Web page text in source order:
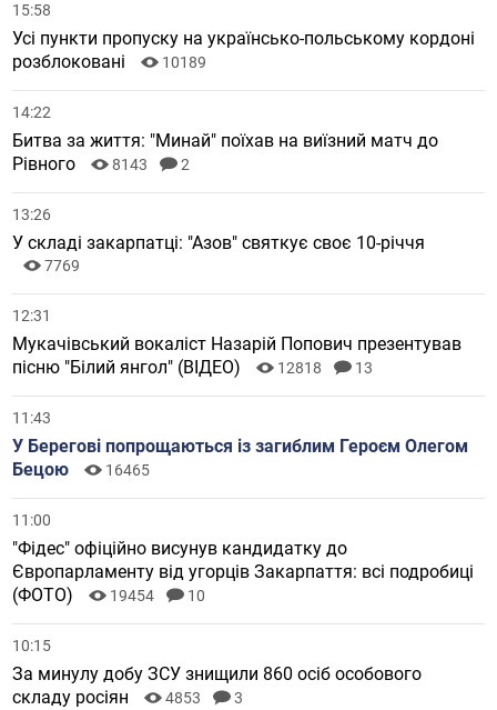
15:58
Усі пункти пропуску на українсько-польському кордоні
розблоковані
10189
14:22
Битва за життя: "Минай" поїхав на виїзний матч до
Рівного
8143 2
13:26
У складі закарпатці: "Азов" святкує своє 10-річчя
7769
12:31
Мукачівський вокаліст Назарій Попович презентував
пісню "Білий янгол" (ВІДЕО)
12818 13
11:43
У Берегові попрощаються із загиблим Героєм Олегом
Бецою
16465
11:00
"Фідес" офіційно висунув кандидатку до
Європарламенту від угорців Закарпаття: всі подробиці
(ФОТО)
19454 10
10:15
За минулу добу ЗСУ знищили 860 осіб особового
складу росіян
4853 3